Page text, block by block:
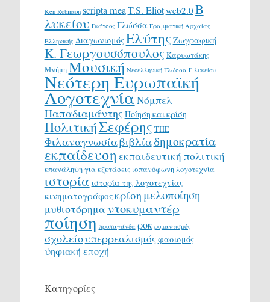
Ken Robinson scripta meaT.S. Eliotweb2.0 Β
λυκείου Γκάτσος Γλώσσα Γραμματική Αρχαίας
Ελληνικής ΔιαγωνισμόςΕλύτης Ζωγραφική
Κ. Γεωργουσόπουλος Καρυωτάκης
ΜνήμηΜουσική Νεοελληνική Γλώσσα Γ λυκείου
Νεότερη Ευρωπαϊκή
ΛογοτεχνίαΝόμπελ
Παπαδιαμάντης Ποίηση και κρίση
ΠολιτικήΣεφέρης ΤΠΕ
Φιλαναγνωσίαβιβλίαδημοκρατία
εκπαίδευση εκπαιδευτική πολιτική
επανάληψη για εξετάσεις ισπανόφωνη λογοτεχνία
ιστορία ιστορία της λογοτεχνίας
κινηματογράφοςκρίση μελοποίηση
μυθιστόρημα ντοκυμαντέρ
ποίηση προπαγάνδα ροκ ρομαντισμός
σχολείουπερρεαλισμόςφασισμός
ψηφιακή εποχή
Κατηγορίες